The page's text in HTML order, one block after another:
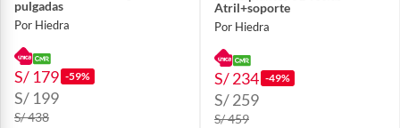
pulgadas
Por Hiedra
S/ 179 -59%
S/ 199
S/ 438
Atril+soporte
Por Hiedra
S/ 234 -49%
S/ 259
S/ 459